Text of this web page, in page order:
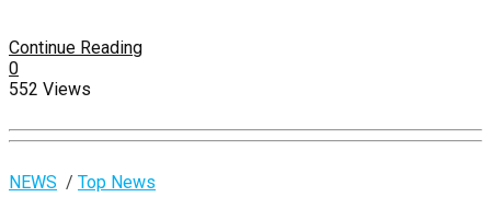
Continue Reading
0
552 Views
NEWS / Top News